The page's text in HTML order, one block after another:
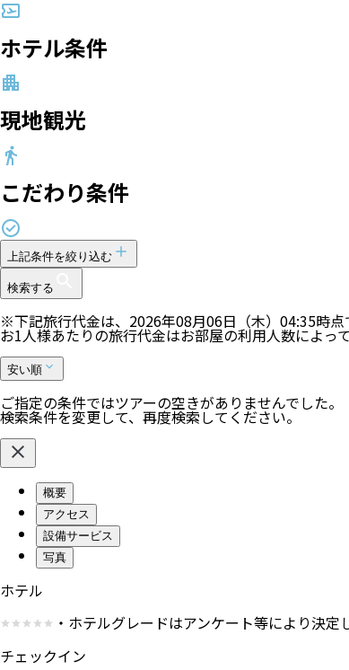
ホテル条件
現地観光
こだわり条件
上記条件を絞り込む
検索する
※下記旅行代金は、 2026年08月06日（木）04:35時点
お1人様あたりの旅行代金はお部屋の利用人数によっ
安い順
ご指定の条件ではツアーの空きがありませんでした。
検索条件を変更して、再度検索してください。
概要
アクセス
設備サービス
写真
ホテル
・ホテルグレードはアンケート等により決定
チェックイン